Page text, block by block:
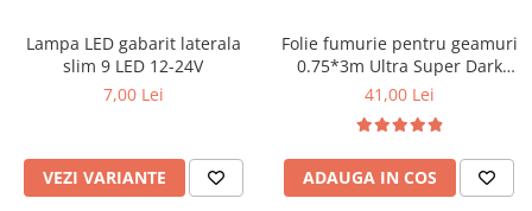
Capace Prezoane
Carcase Chei Auto
Carcasa cheie Audi
Carcasa cheie Dacia
Carcasa Cheie Fiat
Covorase MAN
Covorase MAZDA
Covorase MG
Sigurante Auto
Ventilator Auto
Lampi GABARIT
Lampi NR. INMATRICULARE
Lampi PLAFON
Lampi JANTE
Dispersoare Capac Lampa
ungere
Lampa LED gabarit laterala
slim 9 LED 12-24V
7,00 Lei
VEZI VARIANTE
Folie fumurie pentru geamuri
0.75*3m Ultra Super Dark
Black 1%
41,00 Lei
ADAUGA IN COS